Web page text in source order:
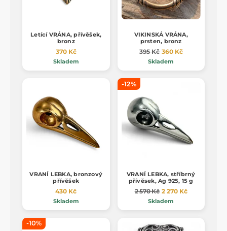
Letící VRÁNA, přívěšek,
bronz
370 Kč
Skladem
VIKINSKÁ VRÁNA,
prsten, bronz
395 Kč 360 Kč
Skladem
VRANÍ LEBKA, bronzový
přívěšek
430 Kč
Skladem
-12%
VRANÍ LEBKA, stříbrný
přívěsek, Ag 925, 15 g
2 570 Kč 2 270 Kč
Skladem
-10%